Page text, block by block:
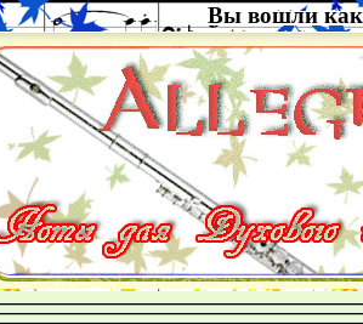
Вы вошли как